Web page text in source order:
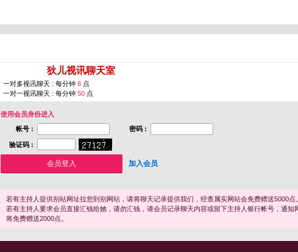
狄儿视讯聊天室
一对多视讯聊天 : 每分钟 8 点
一对一视讯聊天 : 每分钟 50 点
使用会员身份进入
帐号 :
密码 :
验证码 :
加入会员
若有主持人提供别站网址拉您到别网站，请将聊天记录提供我们，经查属实网站会免费赠送5000点。
若有主持人要求会员直接汇钱给她，请勿汇钱，请会员记录聊天内容或留下主持人银行帐号，通知
将免费赠送2000点。